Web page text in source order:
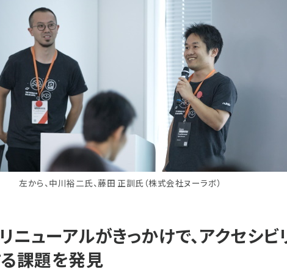
左から、中川裕二氏、藤田 正訓氏（株式会社ヌーラボ）
ューアルがきっかけで、アクセシビ
課題を発見